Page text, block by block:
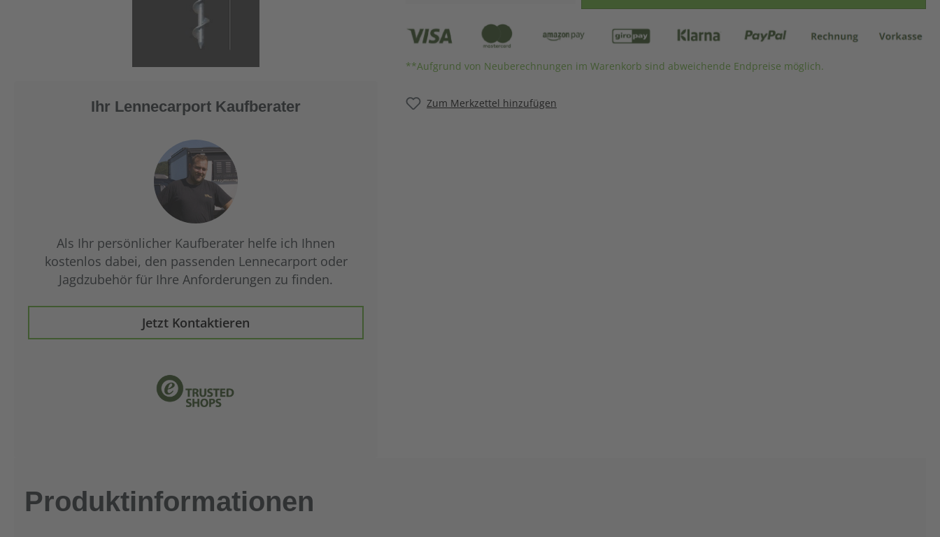
Ihr Lennecarport Kaufberater
Als Ihr persönlicher Kaufberater helfe ich Ihnen
kostenlos dabei, den passenden Lennecarport oder
Jagdzubehör für Ihre Anforderungen zu finden.
Jetzt Kontaktieren
**Aufgrund von Neuberechnungen im Warenkorb sind abweichende Endpreise möglich.
Zum Merkzettel hinzufügen
Produktinformationen